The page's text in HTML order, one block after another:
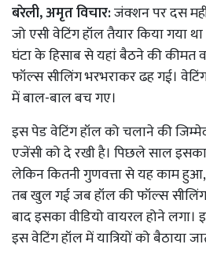
बरेली, अमृत विचार:जंक्शन पर दस
जो एसी वेटिंग हॉल तैयार किया गया
घंटा के हिसाब से यहां बैठने की कीमत
फॉल्स सीलिंग भरभराकर ढह गई।
में बाल-बाल बच गए।
इस पेड वेटिंग हॉल को चलाने की
एजेंसी को दे रखी है। पिछले साल
लेकिन कितनी गुणवत्ता से यह काम
तब खुल गई जब हॉल की फॉल्स
बाद इसका वीडियो वायरल होने
इस वेटिंग हॉल में यात्रियों को बैठाया